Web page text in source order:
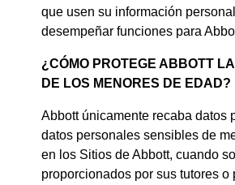
que usen su información
desempeñar funciones para
¿CÓMO PROTEGE ABBOTT
DE LOS MENORES DE EDAD?
Abbott únicamente recaba datos
datos personales sensibles de
en los Sitios de Abbott, cuando
proporcionados por sus tutores o